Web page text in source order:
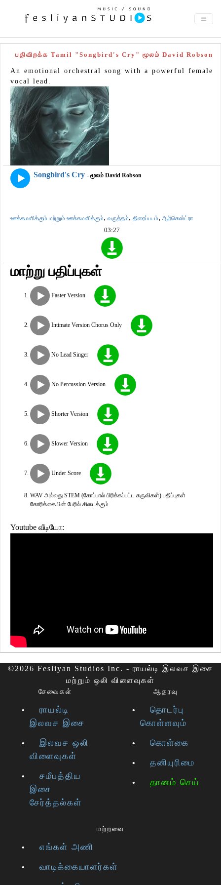
பதிவிறக்க Tamil "Songbird's Cry" மூலம் David Robson
An emotional orchestral song with a powerful female
vocal lead.
Songbird's Cry - மூலம் David Robson
ஊக்கமளிக்கும் மற்றும் ஊக்கமளிக்கும், வருத்தம், திரைப்படம், ஆர்கெஸ்ட்ரா
03:27
மாற்று பதிப்புகள்
Faster Version
Intimate Version Chorus Only
No Lead Singer
No Percussion Version
Shorter Version
Slower Version
Under Score
WAV அல்லது STEM (கோப்பால் பிரிக்கப்பட்ட கருவிகள்) பதிப்புகள்
கோரிக்கையின் பேரில் கிடைக்கும்
Youtube வீடியோ:
©2026 Fesliyan Studios Inc. - ராயல்டி இலவச இசை
மற்றும் ஒலி விளைவுகள்
சேவைகள்
ராயல்டி
இலவச இசை
இலவச ஒலி
விளைவுகள்
சமீபத்திய
இசை
சேர்த்தல்கள்
ஆதரவு
தொடர்பு
கொள்ளவும்
கொள்கை
தனியுரிமை
தானம் செய்
மற்றவை
எங்கள் அணி
வாடிக்கையாளர்கள்